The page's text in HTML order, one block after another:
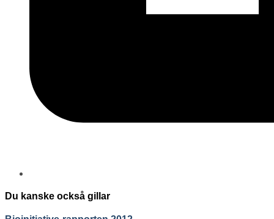
Du kanske också gillar